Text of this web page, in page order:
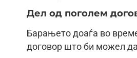
Дел од поголем
Барањето доаѓа во
договор што би можел